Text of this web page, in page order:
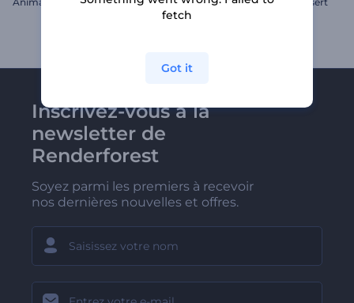
Inscrivez-vous à la
newsletter de
Renderforest
Soyez parmi les premiers à recevoir
nos dernières nouvelles et offres.
fetch
Got it